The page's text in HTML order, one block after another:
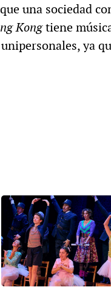
una sociedad
Kongtiene
ya